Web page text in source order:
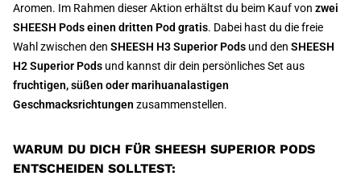
Aromen. Im Rahmen dieser Aktion erhältst du beim Kauf von zwei
SHEESH Pods einen dritten Pod gratis. Dabei hast du die freie
Wahl zwischen den SHEESH H3 Superior Pods und den SHEESH
H2 Superior Pods und kannst dir dein persönliches Set aus
fruchtigen, süßen oder marihuanalastigen
Geschmacksrichtungen zusammenstellen.
WARUM DU DICH FÜR SHEESH SUPERIOR PODS
ENTSCHEIDEN SOLLTEST: